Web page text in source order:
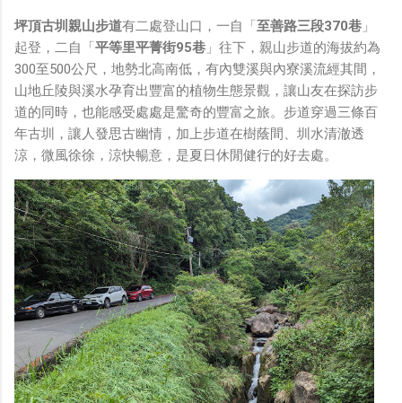
坪頂古圳親山步道有二處登山口，一自「至善路三段370巷 」
起登，二自「平等里平菁街95巷 」往下，親山步道的海拔約為
300至500公尺，地勢北高南低，有內雙溪與內寮溪流經其間，
山地丘陵與溪水孕育出豐富的植物生態景觀，讓山友在探訪步
道的同時，也能感受處處是驚奇的豐富之旅。步道穿過三條百
年古圳，讓人發思古幽情，加上步道在樹蔭間、圳水清澈透
涼，微風徐徐，涼快暢意，是夏日休閒健行的好去處。